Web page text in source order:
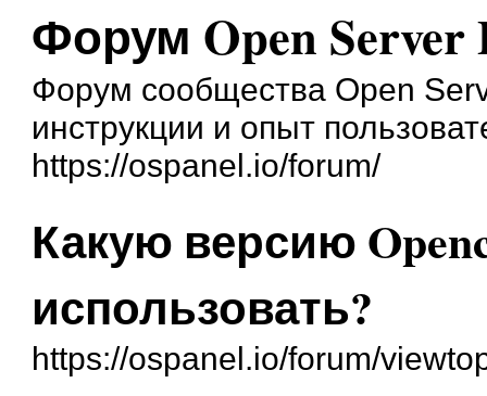
Форум Open Server
Форум сообщества Open
инструкции и опыт
https://ospanel.io/forum/
Какую версию
использовать?
https://ospanel.io/forum/